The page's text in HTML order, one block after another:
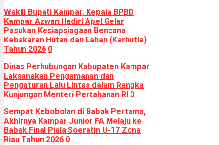
Wakili Bupati Kampar, Kepala BPBD
Kampar Azwan Hadiri Apel Gelar
Pasukan Kesiapsiagaan Bencana
Kebakaran Hutan dan Lahan (Karhutla)
Tahun 2026 0
Dinas Perhubungan Kabupaten Kampar
Laksanakan Pengamanan dan
Pengaturan Lalu Lintas dalam Rangka
Kunjungan Menteri Pertahanan RI 0
Sempat Kebobolan di Babak Pertama,
Akhirnya Kampar Junior FA Melaju ke
Babak Final Piala Soeratin U-17 Zona
Riau Tahun 2026 0